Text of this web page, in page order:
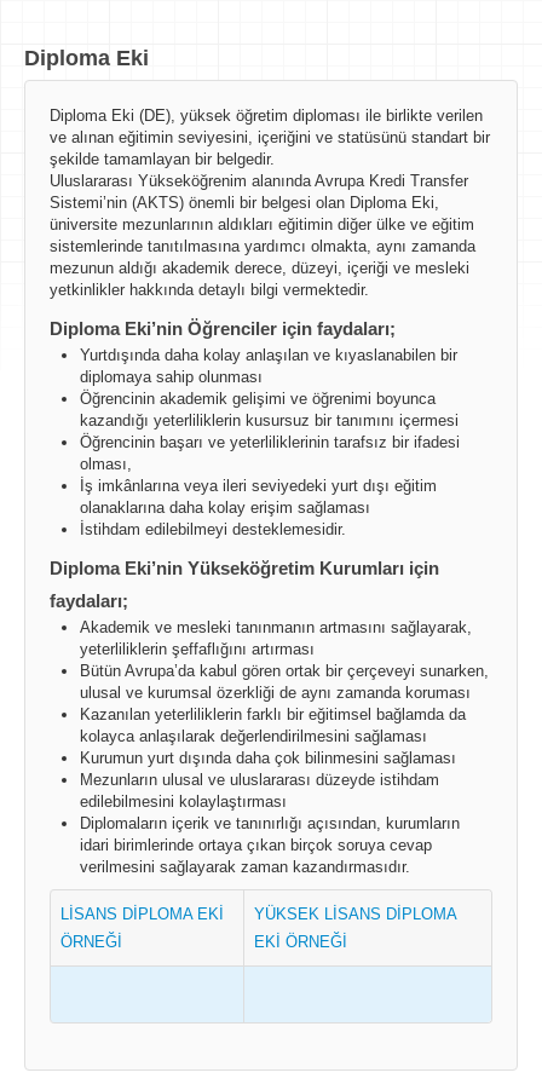
Diploma Eki
Diploma Eki (DE), yüksek öğretim diploması ile birlikte verilen
ve alınan eğitimin seviyesini, içeriğini ve statüsünü standart bir
şekilde tamamlayan bir belgedir.
Uluslararası Yükseköğrenim alanında Avrupa Kredi Transfer
Sistemi’nin (AKTS) önemli bir belgesi olan Diploma Eki,
üniversite mezunlarının aldıkları eğitimin diğer ülke ve eğitim
sistemlerinde tanıtılmasına yardımcı olmakta, aynı zamanda
mezunun aldığı akademik derece, düzeyi, içeriği ve mesleki
yetkinlikler hakkında detaylı bilgi vermektedir.
Diploma Eki’nin Öğrenciler için faydaları;
Yurtdışında daha kolay anlaşılan ve kıyaslanabilen bir
diplomaya sahip olunması
Öğrencinin akademik gelişimi ve öğrenimi boyunca
kazandığı yeterliliklerin kusursuz bir tanımını içermesi
Öğrencinin başarı ve yeterliliklerinin tarafsız bir ifadesi
olması,
İş imkânlarına veya ileri seviyedeki yurt dışı eğitim
olanaklarına daha kolay erişim sağlaması
İstihdam edilebilmeyi desteklemesidir.
Diploma Eki’nin Yükseköğretim Kurumları için
faydaları;
Akademik ve mesleki tanınmanın artmasını sağlayarak,
yeterliliklerin şeffaflığını artırması
Bütün Avrupa’da kabul gören ortak bir çerçeveyi sunarken,
ulusal ve kurumsal özerkliği de aynı zamanda koruması
Kazanılan yeterliliklerin farklı bir eğitimsel bağlamda da
kolayca anlaşılarak değerlendirilmesini sağlaması
Kurumun yurt dışında daha çok bilinmesini sağlaması
Mezunların ulusal ve uluslararası düzeyde istihdam
edilebilmesini kolaylaştırması
Diplomaların içerik ve tanınırlığı açısından, kurumların
idari birimlerinde ortaya çıkan birçok soruya cevap
verilmesini sağlayarak zaman kazandırmasıdır.
LİSANS DİPLOMA EKİ
ÖRNEĞİ
YÜKSEK LİSANS DİPLOMA
EKİ ÖRNEĞİ